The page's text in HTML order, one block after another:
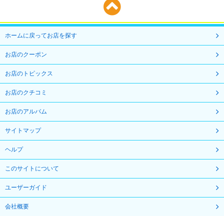
ホームに戻ってお店を探す
お店のクーポン
お店のトピックス
お店のクチコミ
お店のアルバム
サイトマップ
ヘルプ
このサイトについて
ユーザーガイド
会社概要